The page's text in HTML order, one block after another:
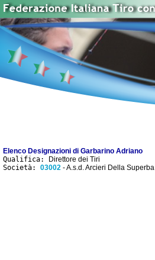
Elenco Designazioni di Garbarino Adriano
Qualifica:
Direttore dei Tiri
Società: 03002 - A.s.d. Arcieri Della Superba